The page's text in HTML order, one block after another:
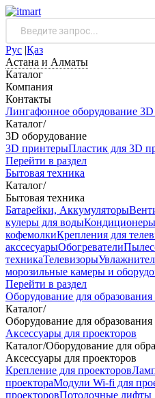
Рус |Қаз
Астана и Алматы
Каталог
Компания
Контакты
Лингафонное оборудование 3D
Каталог/
3D оборудование
3D принтерыПластик для 3D
Перейти в раздел
Бытовая техника
Каталог/
Бытовая техника
Батарейки, Аккумуляторы
кулеры для водыКондиционеры
кофемолкиКрепления для
акссесуарыОбогреватели
техникаТелевизоры
морозильные камеры и
Перейти в раздел
Оборудование для
Каталог/
Оборудование для
Аксессуары для проекторов
Каталог/Оборудование для
Аксессуары для проекторов
Крепление для проекторов
проектораМодули Wi-fi для
проекторовПотолочные лифты